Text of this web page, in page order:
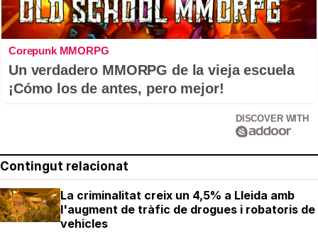
Corepunk MMORPG
Un verdadero MMORPG de la vieja escuela
¡Cómo los de antes, pero mejor!
DISCOVER WITH
Contingut relacionat
La criminalitat creix un 4,5% a Lleida amb
l'augment de tràfic de drogues i robatoris de
vehicles